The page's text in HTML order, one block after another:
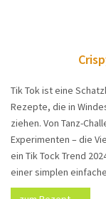
Tik Tok ist eine
Rezepte, die in
ziehen. Von Tanz-
Experimenten – die
ein Tik Tock Trend
einer simplen